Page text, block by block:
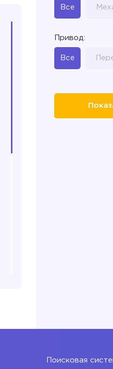
Все
Привод:
Все
Поисковая